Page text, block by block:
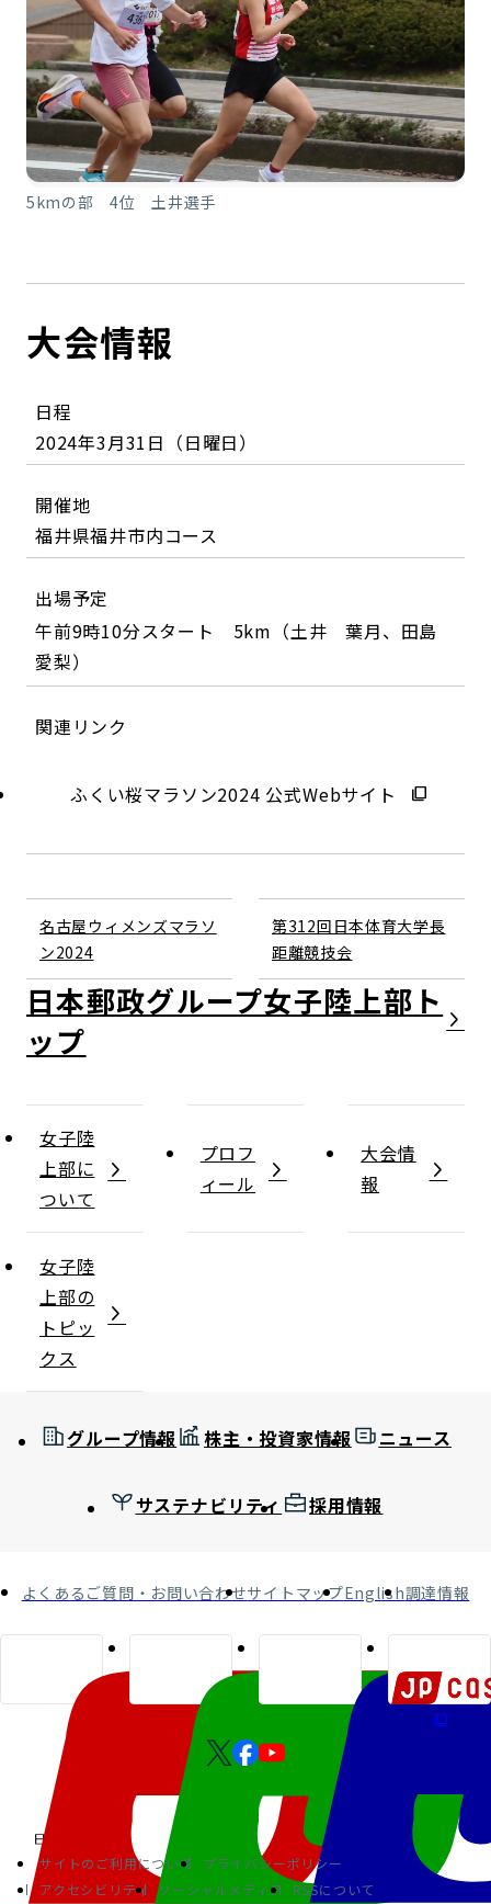
5kmの部 4位 土井選手
大会情報
日程
2024年3月31日（日曜日）
開催地
福井県福井市内コース
出場予定
午前9時10分スタート 5km（土井 葉月、田島
愛梨）
関連リンク
ふくい桜マラソン2024 公式Webサイト
名古屋ウィメンズマラソ
ン2024
第312回日本体育大学長
距離競技会
日本郵政グループ女子陸上部
女子陸
上部に
ついて
プロフ
ィール
大会情
報
女子陸
上部の
トピッ
クス
グループ情報 株主・投資家情報 ニュース
サステナビリティ 採用情報
よくあるご質問・お問い合わせサイトマップEnglish調達情報
サイトのご利用について
プライバシーポリシー
アクセシビリティ
ソーシャルメディア RSSについて